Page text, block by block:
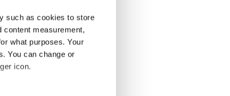
such as cookies to store
content measurement,
what purposes. Your
You can change or
icon.